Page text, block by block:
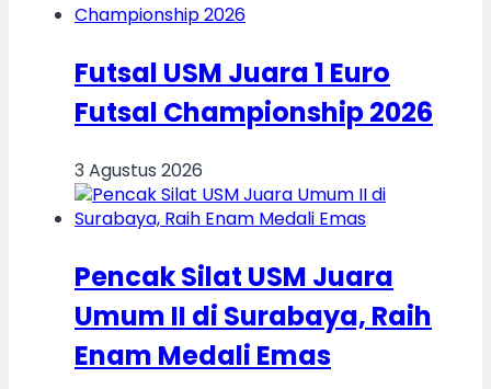
Futsal USM Juara 1 Euro
Futsal Championship 2026
3 Agustus 2026
Pencak Silat USM Juara
Umum II di Surabaya, Raih
Enam Medali Emas